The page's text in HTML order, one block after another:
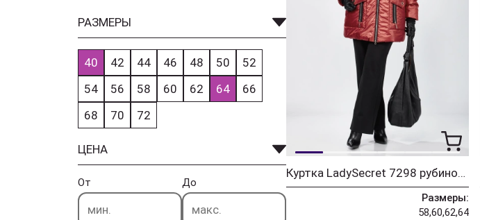
РАЗМЕРЫ
40 42 44 46 48 50
52
54
56 58 60 62 64
66
68
70 72
ЦЕНА
От До
Куртка LadySecret 7298 рубиновый
Размеры:
58,60,62,64